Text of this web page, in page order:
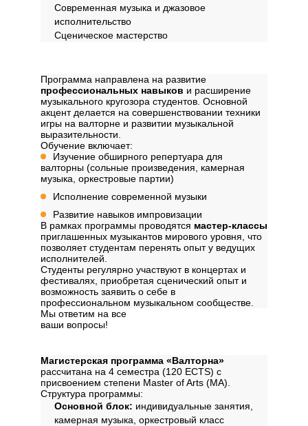
Современная музыка и джазовое
исполнительство
Сценическое мастерство
Программа направлена на развитие
профессиональных навыков и расширение
музыкального кругозора студентов. Основной
акцент делается на совершенствовании техники
игры на валторне и развитии музыкальной
выразительности.
Обучение включает:
Изучение обширного репертуара для
валторны (сольные произведения, камерная
музыка, оркестровые партии)
Исполнение современной музыки
Развитие навыков импровизации
В рамках программы проводятся мастер-классы
приглашенных музыкантов мирового уровня, что
позволяет студентам перенять опыт у ведущих
исполнителей.
Студенты регулярно участвуют в концертах и
фестивалях, приобретая сценический опыт и
возможность заявить о себе в
профессиональном музыкальном сообществе.
Мы ответим на все
ваши вопросы!
Магистерская программа «Валторна»
рассчитана на 4 семестра (120 ECTS) с
присвоением степени Master of Arts (MA).
Структура программы:
Основной блок: индивидуальные занятия,
камерная музыка, оркестровый класс